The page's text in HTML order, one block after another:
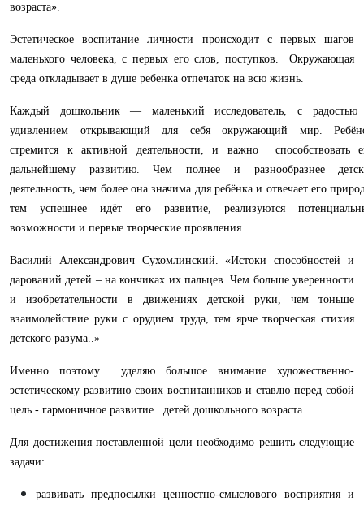
возраста».
Эстетическое воспитание личности происходит с первых шагов
маленького человека, с первых его слов, поступков. Окружающая
среда откладывает в душе ребенка отпечаток на всю жизнь.
Каждый дошкольник — маленький исследователь, с
удивлением открывающий для себя окружающий мир.
стремится к активной деятельности, и важно способствовать
дальнейшему развитию. Чем полнее и разнообразнее
деятельность, чем более она значима для ребёнка и отвечает его
тем успешнее идёт его развитие, реализуются
возможности и первые творческие проявления.
Василий Александрович Сухомлинский. «Истоки способностей и
дарований детей – на кончиках их пальцев. Чем больше уверенности
и изобретательности в движениях детской руки, чем тоньше
взаимодействие руки с орудием труда, тем ярче творческая стихия
детского разума..»
Именно поэтому уделяю большое внимание художественно-
эстетическому развитию своих воспитанников и ставлю перед собой
цель - гармоничное развитие детей дошкольного возраста.
Для достижения поставленной цели необходимо решить следующие
задачи:
развивать предпосылки ценностно-смыслового восприятия и